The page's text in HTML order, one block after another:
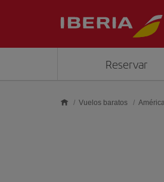
Reservar
Vuelos baratos